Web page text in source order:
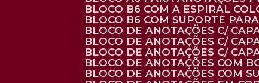
BLOCO B6 COM A ESPIRAL
BLOCO B6 COM SUPORTE
BLOCO DE ANOTAÇÕES C/
BLOCO DE ANOTAÇÕES C/
BLOCO DE ANOTAÇÕES C/
BLOCO DE ANOTAÇÕES COM
BLOCO DE ANOTAÇÕES COM